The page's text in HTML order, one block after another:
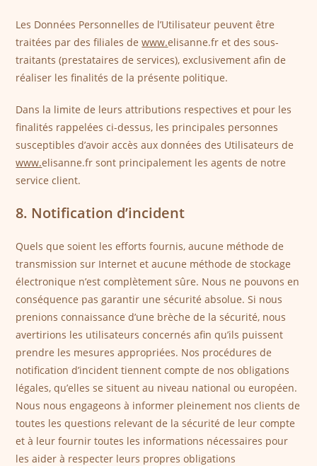
Les Données Personnelles de l’Utilisateur peuvent être
traitées par des filiales dewww.elisanne.fr et des sous-
traitants (prestataires de services), exclusivement afin de
réaliser les finalités de la présente politique.
Dans la limite de leurs attributions respectives et pour les
finalités rappelées ci-dessus, les principales personnes
susceptibles d’avoir accès aux données des Utilisateurs de
www.elisanne.fr sont principalement les agents de notre
service client.
8. Notification d’incident
Quels que soient les efforts fournis, aucune méthode de
transmission sur Internet et aucune méthode de stockage
électronique n’est complètement sûre. Nous ne pouvons en
conséquence pas garantir une sécurité absolue. Si nous
prenions connaissance d’une brèche de la sécurité, nous
avertirions les utilisateurs concernés afin qu’ils puissent
prendre les mesures appropriées. Nos procédures de
notification d’incident tiennent compte de nos obligations
légales, qu’elles se situent au niveau national ou européen.
Nous nous engageons à informer pleinement nos clients de
toutes les questions relevant de la sécurité de leur compte
et à leur fournir toutes les informations nécessaires pour
les aider à respecter leurs propres obligations